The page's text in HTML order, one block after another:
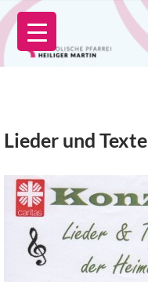
Zum
Inhalt
springen
Lieder und